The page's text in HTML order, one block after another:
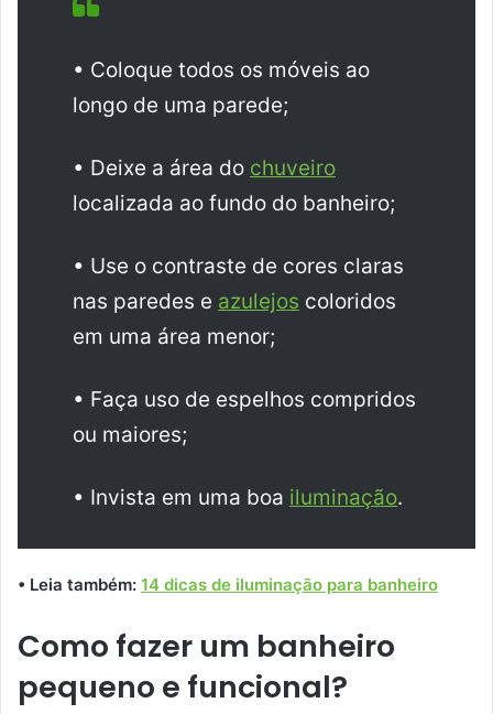
• Coloque todos os móveis ao
longo de uma parede;
• Deixe a área do chuveiro
localizada ao fundo do banheiro;
• Use o contraste de cores claras
nas paredes e azulejos coloridos
em uma área menor;
• Faça uso de espelhos compridos
ou maiores;
• Invista em uma boa iluminação.
• Leia também: 14 dicas de iluminação para banheiro
Como fazer um banheiro
pequeno e funcional?